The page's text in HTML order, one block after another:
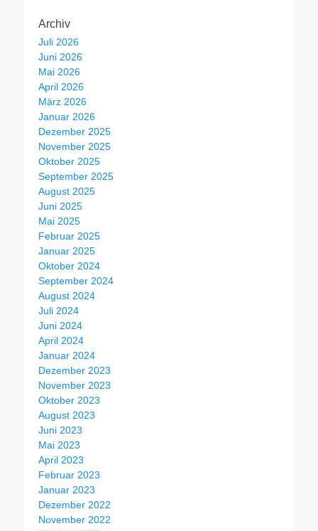
Archiv
Juli 2026
Juni 2026
Mai 2026
April 2026
März 2026
Januar 2026
Dezember 2025
November 2025
Oktober 2025
September 2025
August 2025
Juni 2025
Mai 2025
Februar 2025
Januar 2025
Oktober 2024
September 2024
August 2024
Juli 2024
Juni 2024
April 2024
Januar 2024
Dezember 2023
November 2023
Oktober 2023
August 2023
Juni 2023
Mai 2023
April 2023
Februar 2023
Januar 2023
Dezember 2022
November 2022